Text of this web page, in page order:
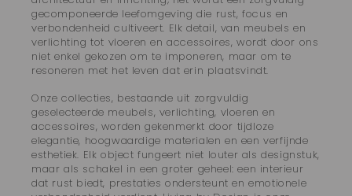
gecomponeerde leefomgeving die rust, focus en
verbondenheid cultiveert. Elk detail, van meubels en
verlichting tot vloeren en accessoires, wordt door ons
niet enkel gekozen om te imponeren, maar om te
resoneren met het leven dat erin plaatsvindt.
Onze collecties, bestaande uit zorgvuldig
geselecteerde meubels, verlichting, vloeren en
accessoires, worden gekenmerkt door tijdloze
elegantie, hoogwaardige materialen en een verfijnde
esthetiek. Elk object fungeert niet louter als designstuk,
maar als schakel in een groter geheel: een interieur
dat rust biedt, prestaties ondersteunt en emotionele